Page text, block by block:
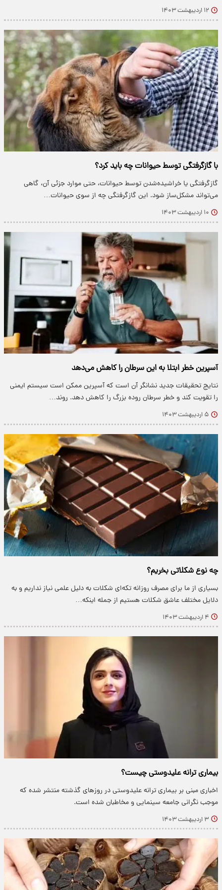
۱۲ اردیبهشت ۱۴۰۳
با گازگرفتگی توسط حیوانات چه باید کرد؟
گازگرفتگی یا خراشیده‌شدن توسط حیوانات، حتی موارد جزئی آن، گاهی
می‌تواند مشکل‌ساز شود. این گازگرفتگی چه از سوی حیوانات…
۱۰ اردیبهشت ۱۴۰۳
آسپرین خطر ابتلا به این سرطان را کاهش می‌دهد
نتایج تحقیقات جدید نشانگر آن است که آسپرین ممکن است سیستم ایمنی
را تقویت کند و خطر سرطان روده بزرگ را کاهش دهد. روند…
۵ اردیبهشت ۱۴۰۳
چه نوع شکلاتی بخریم؟
بسیاری از ما برای مصرف روزانه تکه‌ای شکلات به دلیل علمی نیاز نداریم و به
دلایل مختلف عاشق شکلات هستیم از جمله اینکه…
۴ اردیبهشت ۱۴۰۳
بیماری ترانه علیدوستی چیست؟
اخباری مبنی بر بیماری ترانه علیدوستی در روزهای گذشته منتشر شده که
موجب نگرانی جامعه سینمایی و مخاطبان شده است.
۳ اردیبهشت ۱۴۰۳